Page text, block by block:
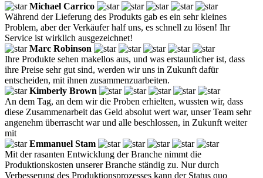
Michael Carrico
Während der Lieferung des Produkts gab es ein sehr kleines
Problem, aber der Verkäufer half uns, es schnell zu lösen! Ihr
Service ist wirklich ausgezeichnet!
Marc Robinson
Ihre Produkte sehen makellos aus, und was erstaunlicher ist, dass
ihre Preise sehr gut sind, werden wir uns in Zukunft dafür
entscheiden, mit ihnen zusammenzuarbeiten.
Kimberly Brown
An dem Tag, an dem wir die Proben erhielten, wussten wir, dass
diese Zusammenarbeit das Geld absolut wert war, unser Team sehr
angenehm überrascht war und alle beschlossen, in Zukunft weiter
mit
Emmanuel Stam
Mit der rasanten Entwicklung der Branche nimmt die
Produktionskosten unserer Branche ständig zu. Nur durch
Verbesserung des Produktionsprozesses kann der Status quo